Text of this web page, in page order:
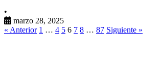
•
marzo 28, 2025
« Anterior 1 … 4 5 6 7 8 … 87 Siguiente »